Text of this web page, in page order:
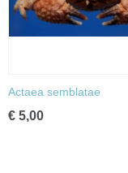
Actaea semblatae
€ 5,00